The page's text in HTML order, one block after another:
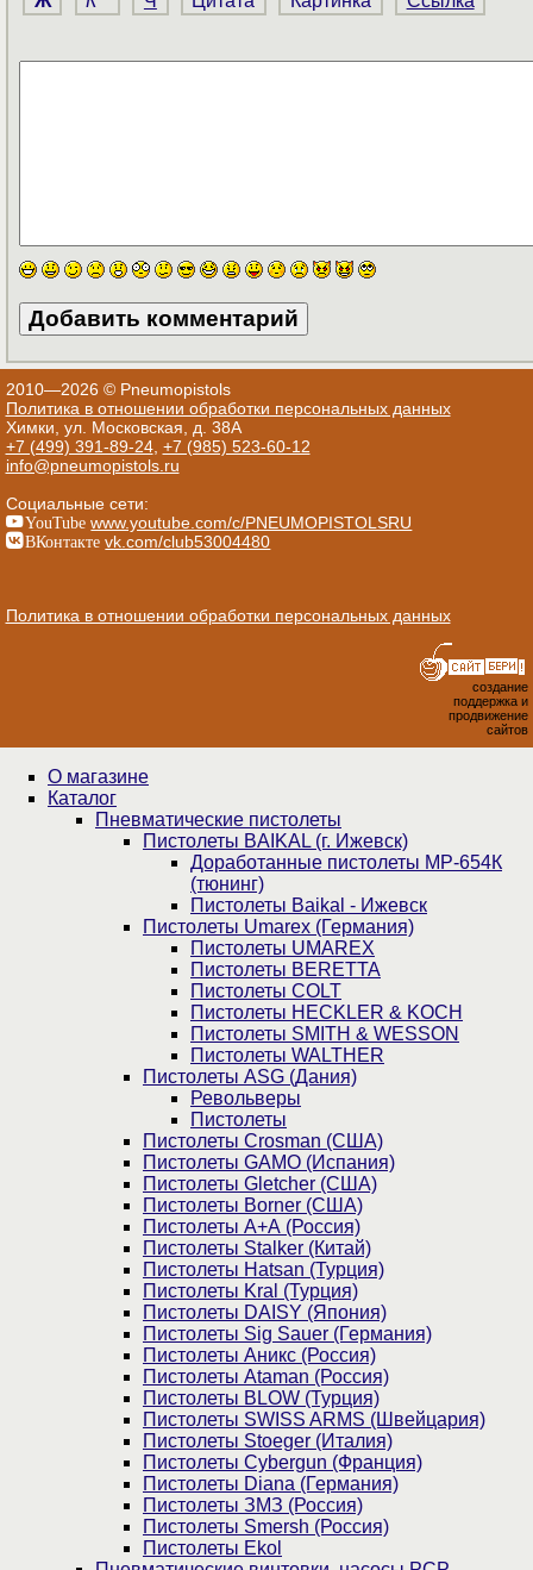
2010—2026 © Pneumopistols
Политика в отношении обработки персональных данных
Химки, ул. Московская, д. 38А
+7 (499) 391-89-24, +7 (985) 523-60-12
info@pneumopistols.ru
Социальные сети:
YouTube www.youtube.com/c/PNEUMOPISTOLSRU
ВКонтакте vk.com/club53004480
Политика в отношении обработки персональных данных
создание
поддержка и
продвижение
сайтов
О магазине
Каталог
Пнев­ма­ти­чес­кие пистолеты
Пистолеты BAIKAL (г. Ижевск)
Доработанные пистолеты МР-654К
(тюнинг)
Пистолеты Baikal - Ижевск
Пистолеты Umarex (Германия)
Пистолеты UMAREX
Пистолеты BERETTA
Пистолеты COLT
Пистолеты HECKLER & KOCH
Пистолеты SMITH & WESSON
Пистолеты WALTHER
Пистолеты ASG (Дания)
Револьверы
Пистолеты
Пистолеты Crosman (США)
Пистолеты GAMO (Испания)
Пистолеты Gletcher (США)
Пистолеты Borner (США)
Пистолеты А+А (Россия)
Пистолеты Stalker (Китай)
Пистолеты Hatsan (Турция)
Пистолеты Kral (Турция)
Пистолеты DAISY (Япония)
Пистолеты Sig Sauer (Германия)
Пистолеты Аникс (Россия)
Пистолеты Ataman (Россия)
Пистолеты BLOW (Турция)
Пистолеты SWISS ARMS (Швейцария)
Пистолеты Stoeger (Италия)
Пистолеты Cybergun (Франция)
Пистолеты Diana (Германия)
Пистолеты ЗМЗ (Россия)
Пистолеты Smersh (Россия)
Пистолеты Ekol